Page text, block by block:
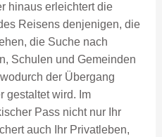
hinaus erleichtert die
Reisens denjenigen, die
die Suche nach
Schulen und Gemeinden
der Übergang
gestaltet wird. Im
Pass nicht nur Ihr
auch Ihr Privatleben,